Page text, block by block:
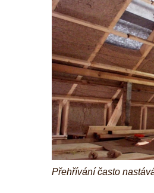
Přehřívání často